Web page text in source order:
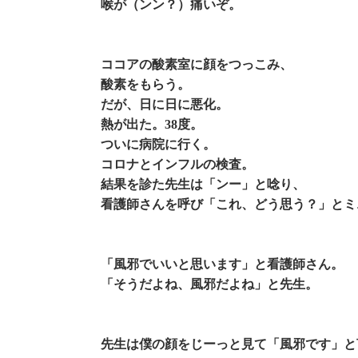
喉が（ンン？）痛いぞ。
ココアの酸素室に顔をつっこみ、
酸素をもらう。
だが、日に日に悪化。
熱が出た。38度。
ついに病院に行く。
コロナとインフルの検査。
結果を診た先生は「ンー」と唸り、
看護師さんを呼び「これ、どう思う？」とミ
「風邪でいいと思います」と看護師さん。
「そうだよね、風邪だよね」と先生。
先生は僕の顔をじーっと見て「風邪です」と